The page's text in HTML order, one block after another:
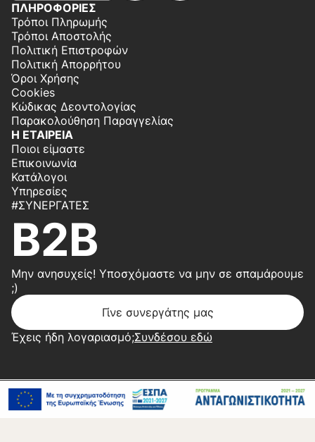
ΠΛΗΡΟΦΟΡΙΕΣ
Τρόποι Πληρωμής
Τρόποι Αποστολής
Πολιτική Επιστροφών
Πολιτική Απορρήτου
Όροι Χρήσης
Cookies
Κώδικας Δεοντολογίας
Παρακολούθηση Παραγγελίας
Η ΕΤΑΙΡΕΙΑ
Ποιοι είμαστε
Επικοινωνία
Κατάλογοι
Υπηρεσίες
#ΣΥΝΕΡΓΆΤΕΣ
B2B
Μην ανησυχείς! Υποσχόμαστε να μην σε σπαμάρουμε
;)
Γίνε συνεργάτης μας
Έχεις ήδη λογαριασμό;Συνδέσου εδώ
Copyright 2026 © Center Home | Created by